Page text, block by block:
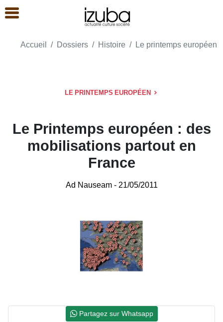
Accueil Dossiers Histoire Le printemps européen
LE PRINTEMPS EUROPÉEN
Le Printemps européen : des
mobilisations partout en
France
Ad Nauseam- 21/05/2011
Partagez sur Whatsapp